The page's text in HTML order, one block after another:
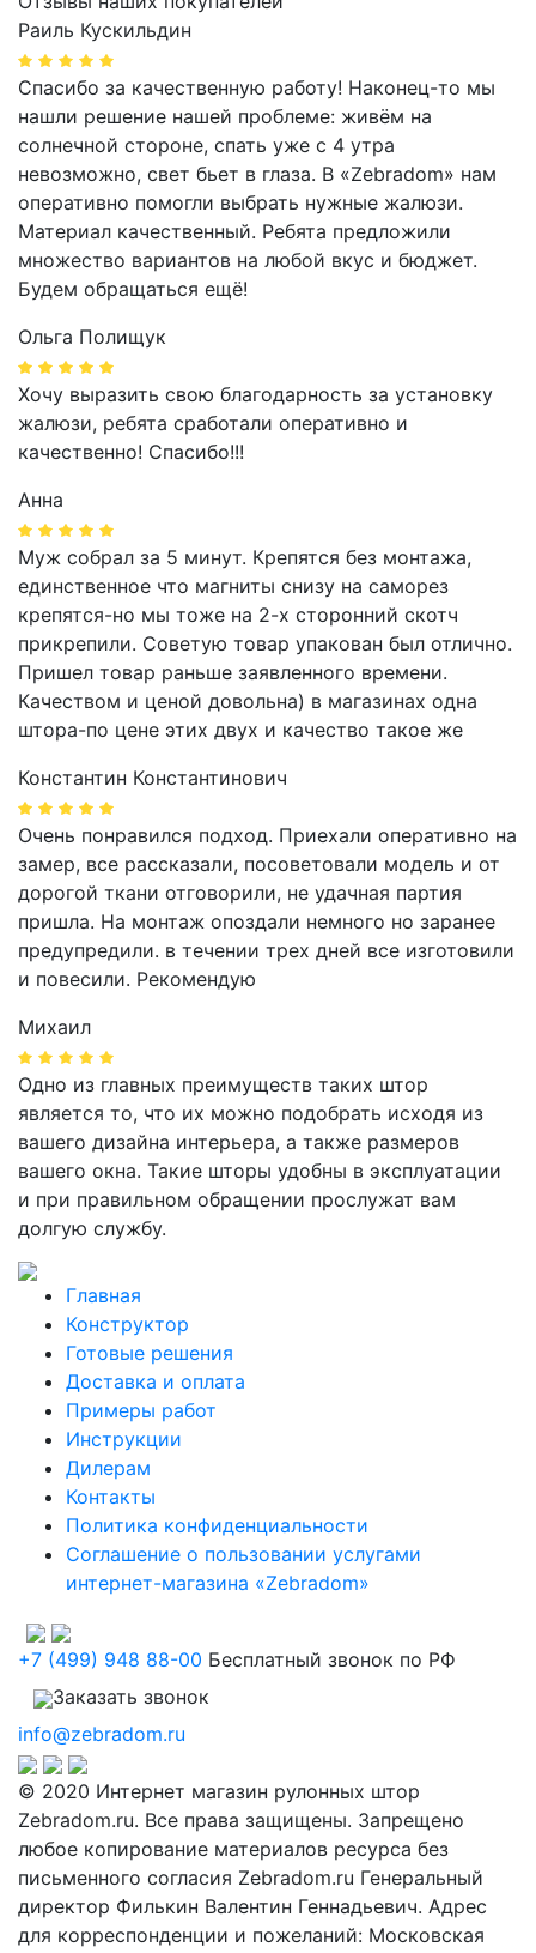
Раиль Кускильдин
Спасибо за качественную работу! Наконец-то мы
нашли решение нашей проблеме: живём на
солнечной стороне, спать уже с 4 утра
невозможно, свет бьет в глаза. В «Zebradom» нам
оперативно помогли выбрать нужные жалюзи.
Материал качественный. Ребята предложили
множество вариантов на любой вкус и бюджет.
Будем обращаться ещё!
Ольга Полищук
Хочу выразить свою благодарность за установку
жалюзи, ребята сработали оперативно и
качественно! Спасибо!!!
Анна
Муж собрал за 5 минут. Крепятся без монтажа,
единственное что магниты снизу на саморез
крепятся-но мы тоже на 2-х сторонний скотч
прикрепили. Советую товар упакован был отлично.
Пришел товар раньше заявленного времени.
Качеством и ценой довольна) в магазинах одна
штора-по цене этих двух и качество такое же
Константин Константинович
Очень понравился подход. Приехали оперативно на
замер, все рассказали, посоветовали модель и от
дорогой ткани отговорили, не удачная партия
пришла. На монтаж опоздали немного но заранее
предупредили. в течении трех дней все изготовили
и повесили. Рекомендую
Михаил
Одно из главных преимуществ таких штор
является то, что их можно подобрать исходя из
вашего дизайна интерьера, а также размеров
вашего окна. Такие шторы удобны в эксплуатации
и при правильном обращении прослужат вам
долгую службу.
Главная
Конструктор
Готовые решения
Доставка и оплата
Примеры работ
Инструкции
Дилерам
Контакты
Политика конфиденциальности
Соглашение о пользовании услугами
интернет-магазина «Zebradom»
+7 (499) 948 88-00 Бесплатный звонок по РФ
Заказать звонок
info@zebradom.ru
© 2020 Интернет магазин рулонных штор
Zebradom.ru. Все права защищены. Запрещено
любое копирование материалов ресурса без
письменного согласия Zebradom.ru Генеральный
директор Филькин Валентин Геннадьевич. Адрес
для корреспонденции и пожеланий: Московская